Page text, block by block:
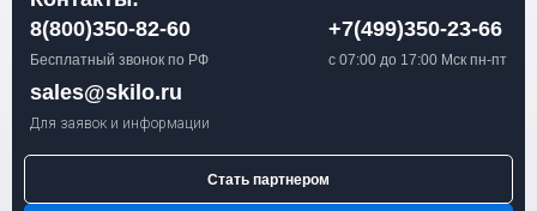
Телефонный номер: +7(499)350−23−66или
+7(800)350−82−60
со специалистом.
E-mail: sales@skilo.ru
пришлите ТЗ.
«Оформить заказ».
Также, вы можете отправить контактные
данные через форму на сайте, нажав
«Оформить заказ».
доску под ваши параметры. Интерактивную
доску 10 касаний выбирают для школ,
университетов и переговорных комнат.
Хотите купить или узнать больше? Просто
оформите заказ: позвоните специалисту
8(800)350-82-60
Бесплатный звонок по РФ
+7(499)350-23-66
с 07:00 до 17:00 Мск пн-пт
sales@skilo.ru
Для заявок и информации
Стать партнером